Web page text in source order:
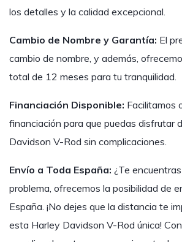
los detalles y la calidad excepcional.
Cambio de Nombre y Garantía: El
cambio de nombre, y además,
total de 12 meses para tu tranquilidad.
Financiación Disponible: Facilitamos
financiación para que puedas disfrutar
Davidson V-Rod sin complicaciones.
Envío a Toda España: ¿Te
problema, ofrecemos la posibilidad de
España. ¡No dejes que la distancia te
esta Harley Davidson V-Rod única!